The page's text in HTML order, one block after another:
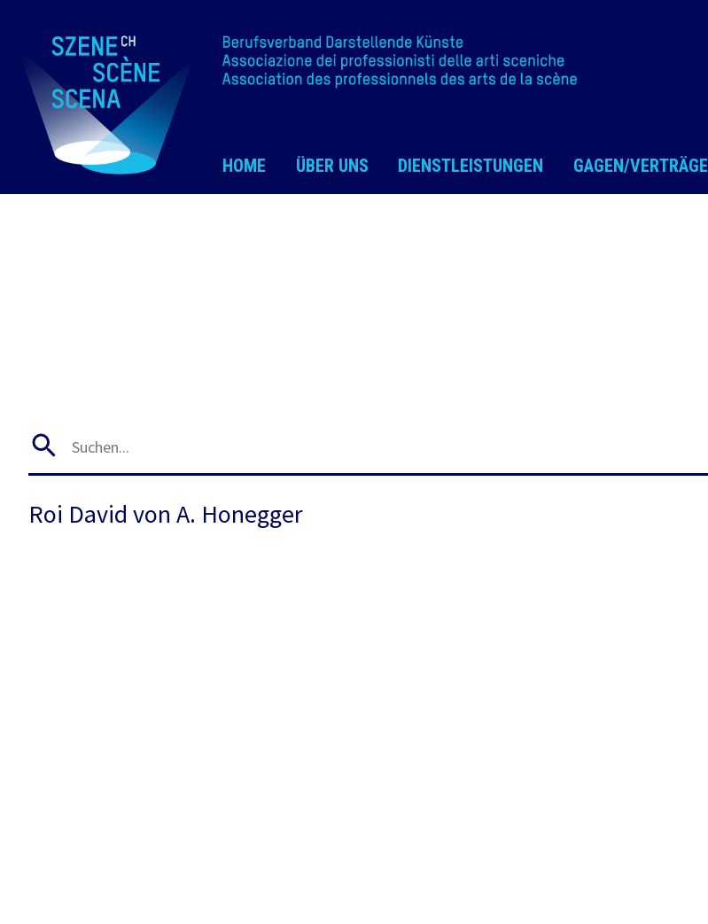
HOME ÜBER UNS DIENSTLEISTUNGEN GAGEN/VERTRÄGE
Roi David von A. Honegger